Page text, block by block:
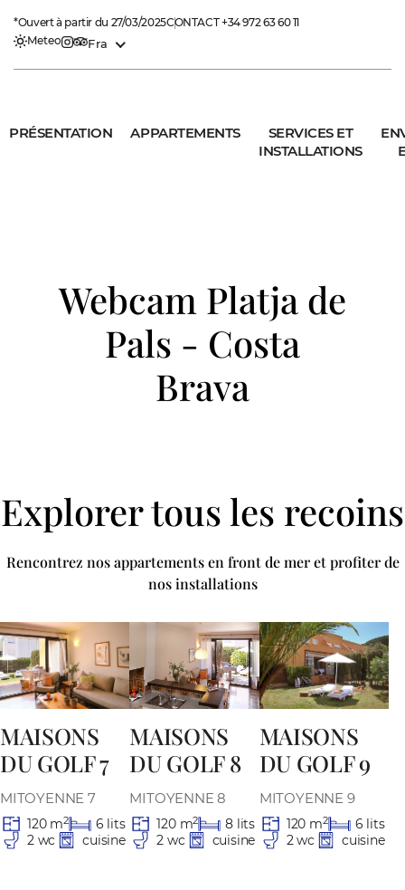
*Ouvert à partir du 27/03/2025CONTACT+34 972 63 60 11
Meteo
Fra
PRÉSENTATION APPARTEMENTS
SERVICES ET
INSTALLATIONS
Webcam Platja de
Pals - Costa
Brava
Explorer tous les recoins
Rencontrez nos appartements en front de mer et profiter de
nos installations
MAISONS
DU GOLF 7
MITOYENNE 7
120 m2
6 lits
2 wc
cuisine
MAISONS
DU GOLF 8
MITOYENNE 8
120 m2
8 lits
2 wc
cuisine
MAISONS
DU GOLF 9
MITOYENNE 9
120 m2
6 lits
2 wc
cuisine